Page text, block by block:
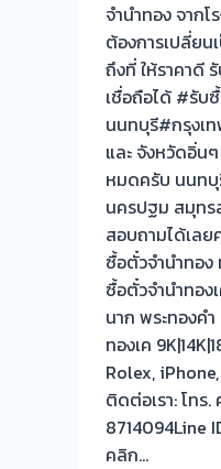
หน้า
งาน
รับ
ซื้อ
ตั๋ว
จำ
ทอง
รับ
ซื้อ
ทอง
|
ขอ
ลูก
ปิ่น
เก
จำนำทอง จากโ
ต้องการเปลี่ยน
ถึงที่ ให้ราคาดี
เชื่อถือได้ #รับ
นนทบุรี#กรุงเ
และ จังหวัดอิ่น
หมดครับ นนทบุ
นครปฐม สมุท
สอบถามได้เลย
ซื้อตั๋วจำนำทอ
ซื้อตั๋วจำนำทอง
นาก พระทองค
ทองเค
Rolex,
ติดต่อเรา: โท
8714094Line
คลิก…